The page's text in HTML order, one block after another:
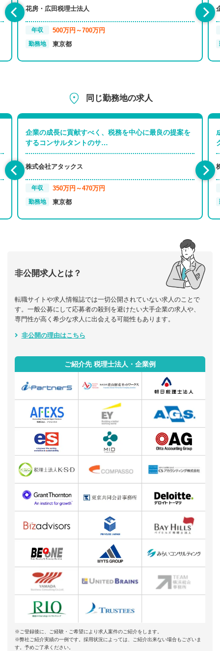
花房・広田税理士法人
年収 500万円～700万円
勤務地 東京都
同じ勤務地の求人
企業の成長に貢献すべく、税務を中心に最良の提案を
するコンサルタントのサ…
株式会社アタックス
年収 350万円～470万円
勤務地 東京都
非公開求人とは？
転職サイトや求人情報誌では一切公開されていない求人のことで
す。一般公募にして応募者の殺到を避けたい大手企業の求人や、
専門性が高く希少な求人に出会える可能性もあります。
非公開の理由はこちら
ご紹介先 税理士法人・企業例
※ご登録後に、ご経験・ご希望により求人案件のご紹介をします。
※弊社ご紹介実績の一例です。採用状況によっては、ご紹介出来ない場合もございま
す。予めご了承ください。